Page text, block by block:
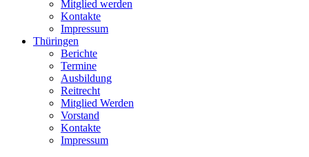
Mitglied werden
Kontakte
Impressum
Thüringen
Berichte
Termine
Ausbildung
Reitrecht
Mitglied Werden
Vorstand
Kontakte
Impressum